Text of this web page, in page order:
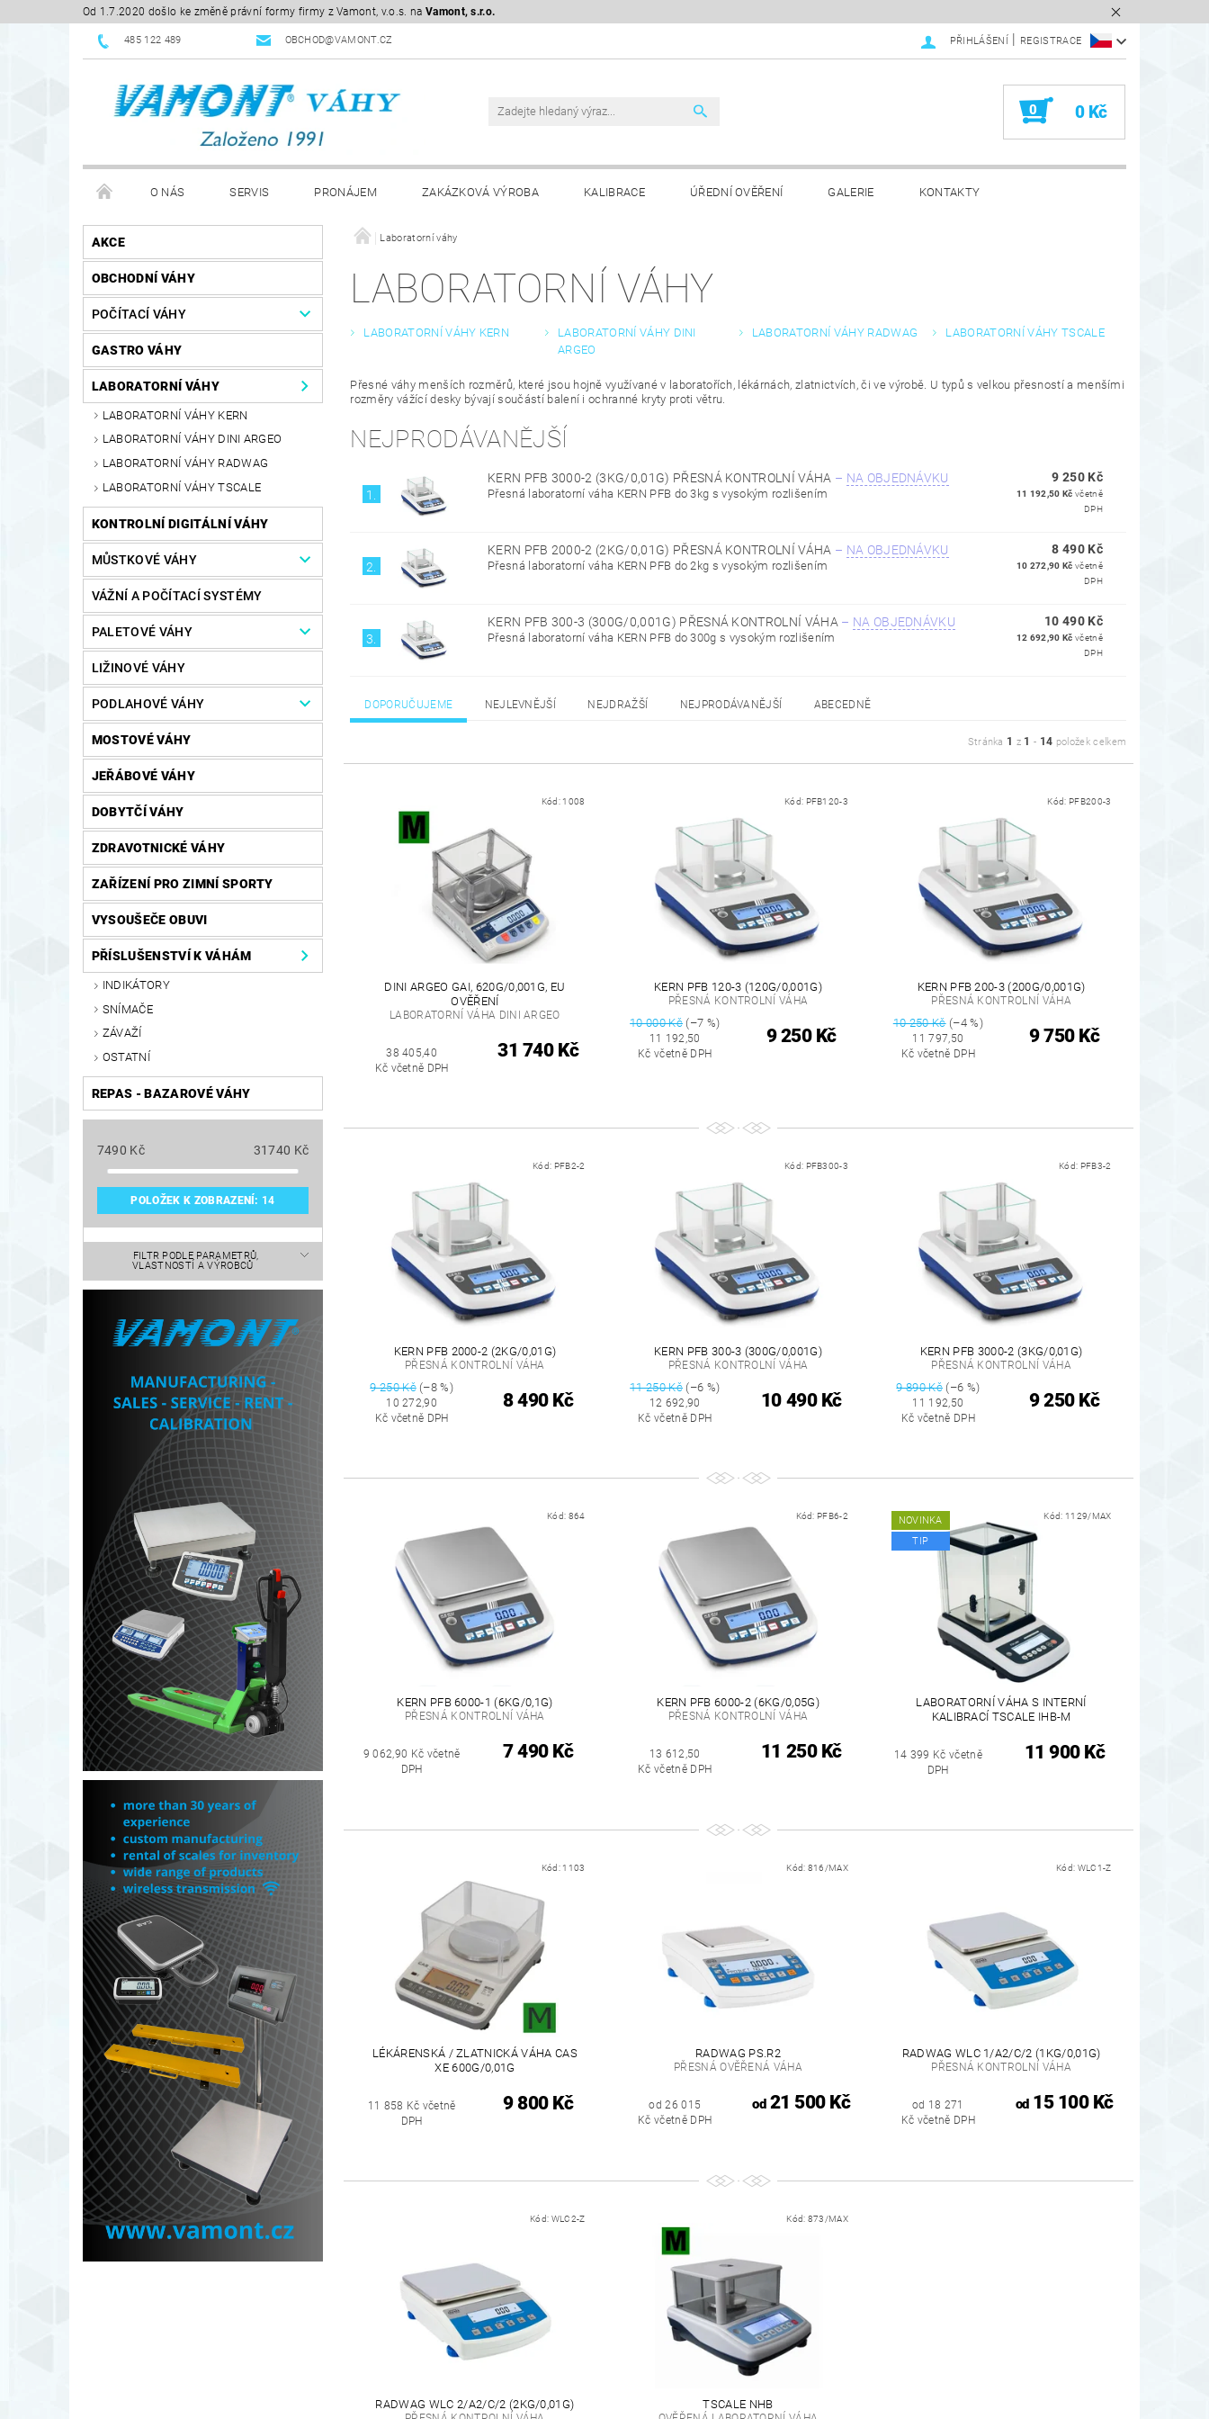
Od 1.7.2020 došlo ke změně právní formy firmy z Vamont, v.o.s. na Vamont, s.r.o.
485 122 489 OBCHOD@VAMONT.CZ PŘIHLÁŠENÍ REGISTRACE
0 0 Kč
O NÁS SERVIS PRONÁJEM ZAKÁZKOVÁ VÝROBA KALIBRACE ÚŘEDNÍ OVĚŘENÍ GALERIE KONTAKTY
KE STAŽENÍ REKLAMAČNÍ ŘÁD
AKCE
OBCHODNÍ VÁHY
POČÍTACÍ VÁHY
GASTRO VÁHY
LABORATORNÍ VÁHY
LABORATORNÍ VÁHY KERN
LABORATORNÍ VÁHY DINI ARGEO
LABORATORNÍ VÁHY RADWAG
LABORATORNÍ VÁHY TSCALE
KONTROLNÍ DIGITÁLNÍ VÁHY
MŮSTKOVÉ VÁHY
VÁŽNÍ A POČÍTACÍ SYSTÉMY
PALETOVÉ VÁHY
LIŽINOVÉ VÁHY
PODLAHOVÉ VÁHY
MOSTOVÉ VÁHY
JEŘÁBOVÉ VÁHY
DOBYTČÍ VÁHY
ZDRAVOTNICKÉ VÁHY
ZAŘÍZENÍ PRO ZIMNÍ SPORTY
VYSOUŠEČE OBUVI
PŘÍSLUŠENSTVÍ K VÁHÁM
INDIKÁTORY
SNÍMAČE
ZÁVAŽÍ
OSTATNÍ
REPAS - BAZAROVÉ VÁHY
7490 Kč 31740 Kč
POLOŽEK K ZOBRAZENÍ: 14
FILTR PODLE PARAMETRŮ,
VLASTNOSTÍ A VÝROBCŮ
Laboratorní váhy
LABORATORNÍ VÁHY
LABORATORNÍ VÁHY KERN
LABORATORNÍ VÁHY DINI
ARGEO
LABORATORNÍ VÁHY RADWAG LABORATORNÍ VÁHY TSCALE
Přesné váhy menších rozměrů, které jsou hojně využívané v laboratořích, lékárnách, zlatnictvích, či ve výrobě. U typů s velkou přesností a menšími
rozměry vážící desky bývají součástí balení i ochranné kryty proti větru.
NEJPRODÁVANĚJŠÍ
1.
KERN PFB 3000-2 (3KG/0,01G) PŘESNÁ KONTROLNÍ VÁHA – NA OBJEDNÁVKU
Přesná laboratorní váha KERN PFB do 3kg s vysokým rozlišením
9 250 Kč
11 192,50 Kč včetně
DPH
2.
KERN PFB 2000-2 (2KG/0,01G) PŘESNÁ KONTROLNÍ VÁHA – NA OBJEDNÁVKU
Přesná laboratorní váha KERN PFB do 2kg s vysokým rozlišením
8 490 Kč
10 272,90 Kč včetně
DPH
3.
KERN PFB 300-3 (300G/0,001G) PŘESNÁ KONTROLNÍ VÁHA – NA OBJEDNÁVKU
Přesná laboratorní váha KERN PFB do 300g s vysokým rozlišením
10 490 Kč
12 692,90 Kč včetně
DPH
DOPORUČUJEME NEJLEVNĚJŠÍ NEJDRAŽŠÍ NEJPRODÁVANĚJŠÍ ABECEDNĚ
Stránka 1 z 1 - 14 položek celkem
Kód: 1008
DINI ARGEO GAI, 620G/0,001G, EU
OVĚŘENÍ
LABORATORNÍ VÁHA DINI ARGEO
38 405,40
Kč včetně DPH
31 740 Kč
Kód: PFB120-3
KERN PFB 120-3 (120G/0,001G)
PŘESNÁ KONTROLNÍ VÁHA
10 000 Kč (–7 %)
11 192,50
Kč včetně DPH
9 250 Kč
Kód: PFB200-3
KERN PFB 200-3 (200G/0,001G)
PŘESNÁ KONTROLNÍ VÁHA
10 250 Kč(–4 %)
11 797,50
Kč včetně DPH
9 750 Kč
Kód: PFB2-2
KERN PFB 2000-2 (2KG/0,01G)
PŘESNÁ KONTROLNÍ VÁHA
9 250 Kč(–8 %)
10 272,90
Kč včetně DPH
8 490 Kč
Kód: PFB300-3
KERN PFB 300-3 (300G/0,001G)
PŘESNÁ KONTROLNÍ VÁHA
11 250 Kč (–6 %)
12 692,90
Kč včetně DPH
10 490 Kč
Kód: PFB3-2
KERN PFB 3000-2 (3KG/0,01G)
PŘESNÁ KONTROLNÍ VÁHA
9 890 Kč(–6 %)
11 192,50
Kč včetně DPH
9 250 Kč
Kód: 864
KERN PFB 6000-1 (6KG/0,1G)
PŘESNÁ KONTROLNÍ VÁHA
9 062,90 Kč včetně
DPH
7 490 Kč
Kód: PFB6-2
KERN PFB 6000-2 (6KG/0,05G)
PŘESNÁ KONTROLNÍ VÁHA
13 612,50
Kč včetně DPH
11 250 Kč
NOVINKA
TIP
Kód: 1129/MAX
LABORATORNÍ VÁHA S INTERNÍ
KALIBRACÍ TSCALE IHB-M
14 399 Kč včetně
DPH
11 900 Kč
Kód: 1103
LÉKÁRENSKÁ / ZLATNICKÁ VÁHA CAS
XE 600G/0,01G
11 858 Kč včetně
DPH
9 800 Kč
Kód: 816/MAX
RADWAG PS.R2
PŘESNÁ OVĚŘENÁ VÁHA
od 26 015
Kč včetně DPH
od21 500 Kč
Kód: WLC1-Z
RADWAG WLC 1/A2/C/2 (1KG/0,01G)
PŘESNÁ KONTROLNÍ VÁHA
od 18 271
Kč včetně DPH
od15 100 Kč
Kód: WLC2-Z
RADWAG WLC 2/A2/C/2 (2KG/0,01G)
Kód: 873/MAX
TSCALE NHB